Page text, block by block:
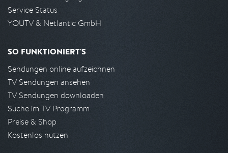
Service Status
YOUTV & Netlantic GmbH
SO FUNKTIONIERT'S
Sendungen online aufzeichnen
TV Sendungen ansehen
TV Sendungen downloaden
Suche im TV Programm
Preise & Shop
Kostenlos nutzen